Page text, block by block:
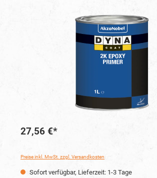
27,56 €*
Preise inkl. MwSt. zzgl. Versandkosten
Sofort verfügbar, Lieferzeit: 1-3 Tage